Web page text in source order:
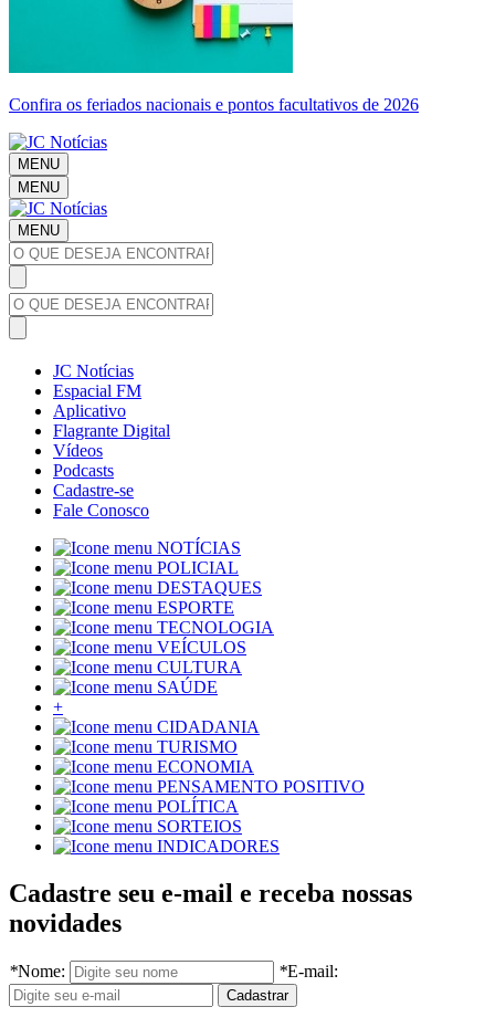
Confira os feriados nacionais e pontos facultativos de 2026
MENU
MENU
MENU
JC Notícias
Espacial FM
Aplicativo
Flagrante Digital
Vídeos
Podcasts
Cadastre-se
Fale Conosco
NOTÍCIAS
POLICIAL
DESTAQUES
ESPORTE
TECNOLOGIA
VEÍCULOS
CULTURA
SAÚDE
+
CIDADANIA
TURISMO
ECONOMIA
PENSAMENTO POSITIVO
POLÍTICA
SORTEIOS
INDICADORES
Cadastre seu e-mail e receba nossas
novidades
*Nome: *E-mail: